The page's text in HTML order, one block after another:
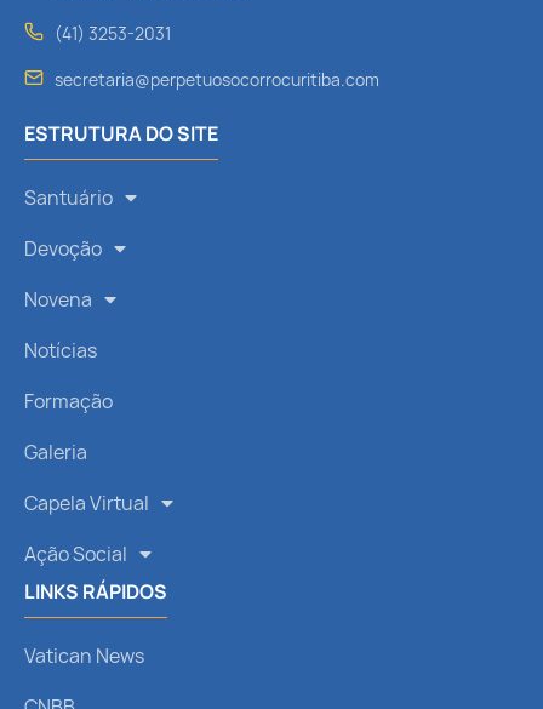
(41) 3253-2031
secretaria@perpetuosocorrocuritiba.com
ESTRUTURA DO SITE
Santuário
Devoção
Novena
Notícias
Formação
Galeria
Capela Virtual
Ação Social
LINKS RÁPIDOS
Vatican News